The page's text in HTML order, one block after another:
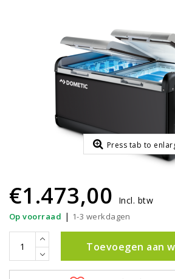
Press tab to
€1.473,00 Incl. btw
Op voorraad | 1-3 werkdagen
Toevoegen aan